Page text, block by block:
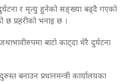
र मृत्यु हुनेको सङ्ख्या बढ्दै गएको
छ प्रहरीको भनाइ छ ।
बाटो काट्दा धेरै दुर्घटना
बनाउन प्रधानमन्त्री कार्यालयका